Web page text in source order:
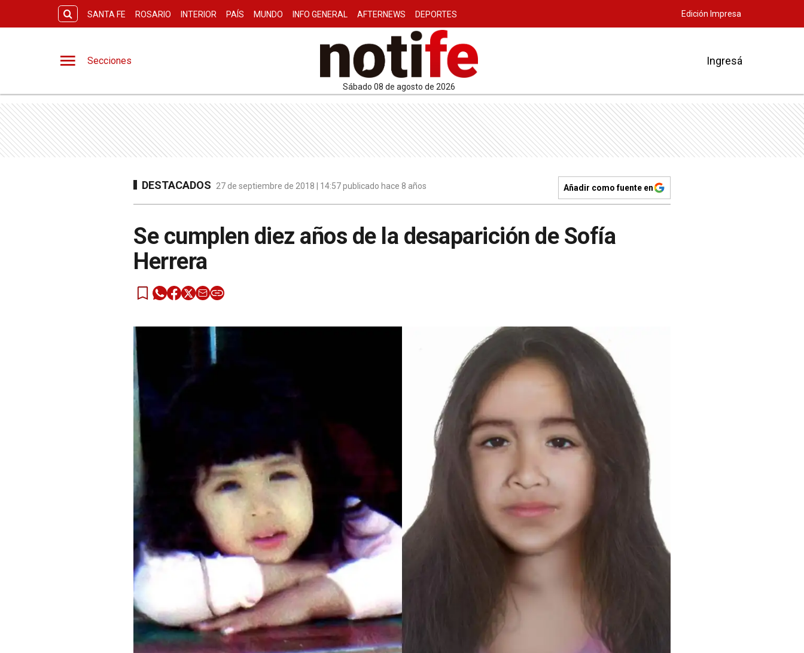
SANTA FE ROSARIO INTERIOR PAÍS MUNDO INFO GENERAL AFTERNEWS DEPORTES Edición Impresa
Secciones
sábado 08 de agosto de 2026
Ingresá
DESTACADOS 27 de septiembre de 2018 | 14:57 publicado hace 8 años Añadir como fuente en
Se cumplen diez años de la desaparición de Sofía
Herrera